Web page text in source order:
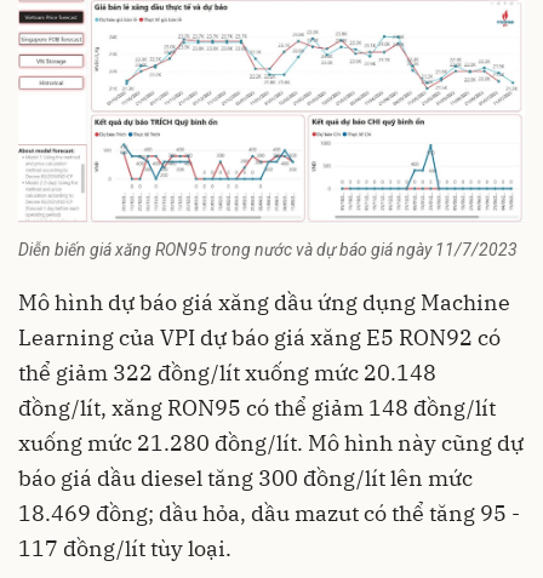
Diễn biến giá xăng RON95 trong nước và dự báo giá ngày 11/7/2023
Mô hình dự báo giá xăng dầu ứng dụng Machine
Learning của VPI dự báo giá xăng E5 RON92 có
thể giảm 322 đồng/lít xuống mức 20.148
đồng/lít, xăng RON95 có thể giảm 148 đồng/lít
xuống mức 21.280 đồng/lít. Mô hình này cũng dự
báo giá dầu diesel tăng 300 đồng/lít lên mức
18.469 đồng; dầu hỏa, dầu mazut có thể tăng 95 -
117 đồng/lít tùy loại.